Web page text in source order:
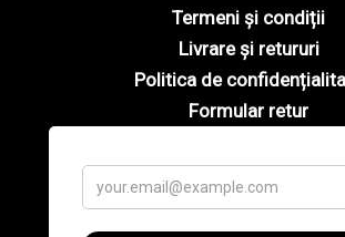
Termeni și condiții
Livrare și retururi
Politica de
Formular retur